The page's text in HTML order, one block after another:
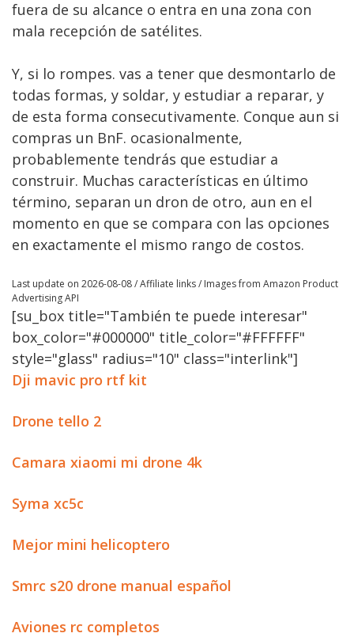
fuera de su alcance o entra en una zona con
mala recepción de satélites.
Y, si lo rompes. vas a tener que desmontarlo de
todas formas, y soldar, y estudiar a reparar, y
de esta forma consecutivamente. Conque aun si
compras un BnF. ocasionalmente,
probablemente tendrás que estudiar a
construir. Muchas características en último
término, separan un dron de otro, aun en el
momento en que se compara con las opciones
en exactamente el mismo rango de costos.
Last update on 2026-08-08 / Affiliate links / Images from Amazon Product
Advertising API
[su_box title="También te puede interesar"
box_color="#000000" title_color="#FFFFFF"
style="glass" radius="10" class="interlink"]
Dji mavic pro rtf kit
Drone tello 2
Camara xiaomi mi drone 4k
Syma xc5c
Mejor mini helicoptero
Smrc s20 drone manual español
Aviones rc completos